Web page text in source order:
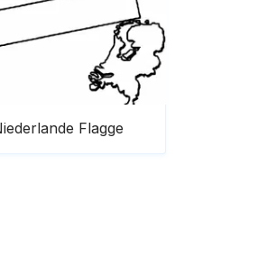
Flagge